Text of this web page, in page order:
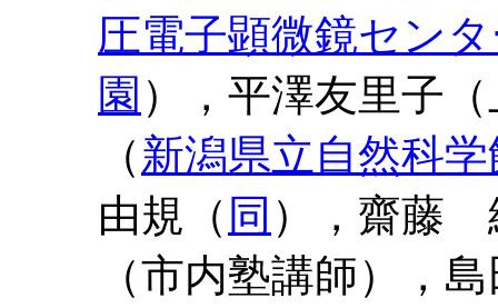
圧電子顕微鏡セン
園 ），平澤友里子
（新潟県立自然科学
由規（ 同 ），齋藤
（市内塾講師），